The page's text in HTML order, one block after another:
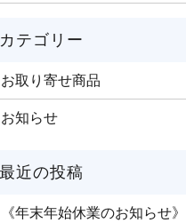
お取り寄せ商品
お知らせ
《年末年始休業のお知らせ》